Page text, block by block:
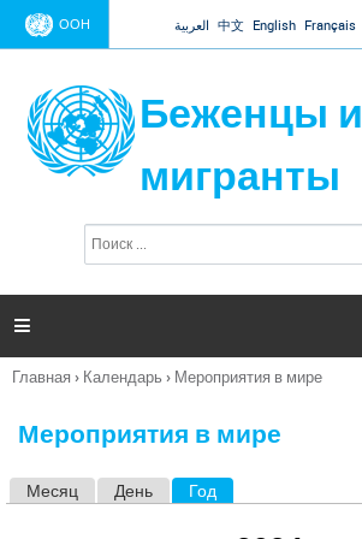
Jump to navigation
ООН العربية 中文 English Français
Беженцы и
мигранты
п
и

Вы
Главная › Календарь › Мероприятия в мире
Мероприятия в мире
Месяц День Год